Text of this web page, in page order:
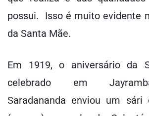
possui. Isso é muito evidente
da Santa Mãe.
Em 1919, o aniversário da
celebrado em
Saradananda enviou um sári